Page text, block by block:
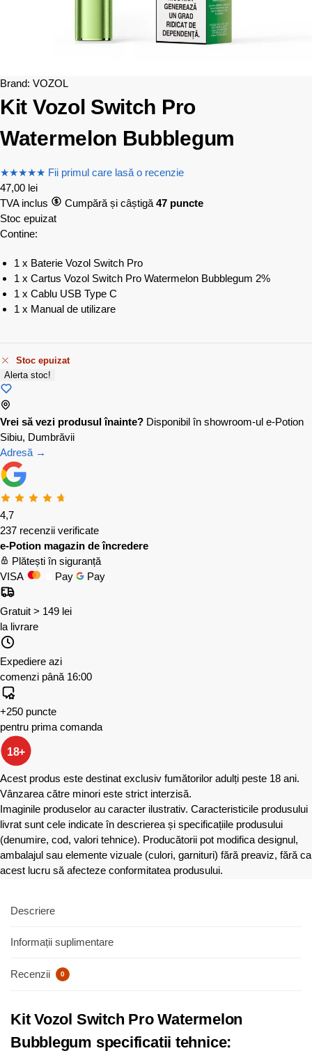
Brand: VOZOL
Kit Vozol Switch Pro
Watermelon Bubblegum
★★★★★ Fii primul care lasă o recenzie
47,00 lei
TVA inclus
Cumpără și câștigă 47 puncte
Stoc epuizat
Contine:
1 x Baterie Vozol Switch Pro
1 x Cartus Vozol Switch Pro Watermelon Bubblegum 2%
1 x Cablu USB Type C
1 x Manual de utilizare
Stoc epuizat
Alerta stoc!
Vrei să vezi produsul înainte? Disponibil în showroom-ul e-Potion
Sibiu, Dumbrăvii
Adresă →
4,7
237 recenzii verificate
e-Potion magazin de încredere
Plătești în siguranță
VISA
Pay Pay
Gratuit > 149 lei
la livrare
Expediere azi
comenzi până 16:00
+250 puncte
pentru prima comanda
18+
Acest produs este destinat exclusiv fumătorilor adulți peste 18 ani.
Vânzarea către minori este strict interzisă.
Imaginile produselor au caracter ilustrativ. Caracteristicile produsului
livrat sunt cele indicate în descrierea și specificațiile produsului
(denumire, cod, valori tehnice). Producătorii pot modifica designul,
ambalajul sau elemente vizuale (culori, garnituri) fără preaviz, fără ca
acest lucru să afecteze conformitatea produsului.
Descriere
Informații suplimentare
Recenzii 0
Kit Vozol Switch Pro Watermelon
Bubblegum specificatii tehnice: